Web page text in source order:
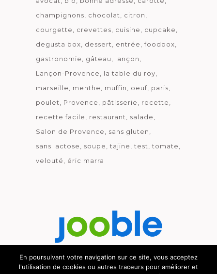
champignons
chocolat
citron
courgette
crevettes cuisine
cupcake
degusta box
dessert entrée
foodbox
gastronomie
gâteau
lançon
Lançon-Provence
la table du roy
marseille
menthe muffin oeuf paris
poulet
Provence pâtisserie
recette
recette facile
restaurant
salade
Salon de Provence
sans gluten
sans lactose
soupe tajine test
tomate
velouté
éric marra
Découvrez le métier de la cuisine.
En poursuivant votre navigation sur ce site, vous acceptez
l'utilisation de cookies ou autres traceurs pour améliorer et